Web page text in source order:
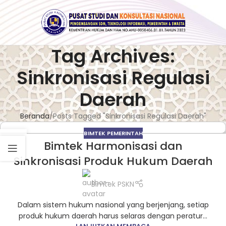
Tag Archives:
Sinkronisasi Regulasi
Daerah
Beranda Posts Tagged "Sinkronisasi Regulasi Daerah"
FEB
BIMTEK PEMERINTAH
Bimtek Harmonisasi dan
Sinkronisasi Produk Hukum Daerah
Bimtek PSKN
Dalam sistem hukum nasional yang berjenjang, setiap
produk hukum daerah harus selaras dengan peratur...